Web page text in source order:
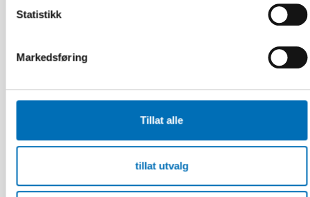
Statistikk
Markedsføring
Tillat alle
tillat utvalg
Unga har annan syn på psykisk hälsa än
myndigheter